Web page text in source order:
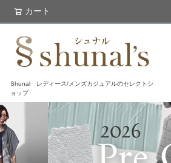
Shunal レディース/メンズカジュアルのセレクトシ
ョップ
カート